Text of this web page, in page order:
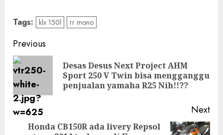
Tags: klx 150l rr mono
Post
navigation
Previous
Desas Desus Next Project AHM
Sport 250 V Twin bisa mengganggu
penjualan yamaha R25 Nih!!??
Next
Honda CB150R ada livery Repsol